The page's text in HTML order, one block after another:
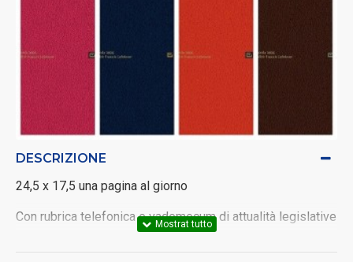
DESCRIZIONE
24,5 x 17,5 una pagina al giorno
Con rubrica telefonica e vademecum di attualità legislative